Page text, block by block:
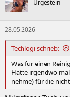
Urgestein
28.05.2026
Techlogi schrieb:
Was für einen
Hatte irgendwo
nehme) für die